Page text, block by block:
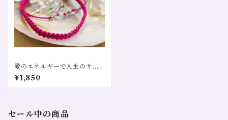
愛のエネルギーで人生のサポ
ート マゼンタ 水晶 ブレス ア
ンクレット
¥1,850
セール中の商品